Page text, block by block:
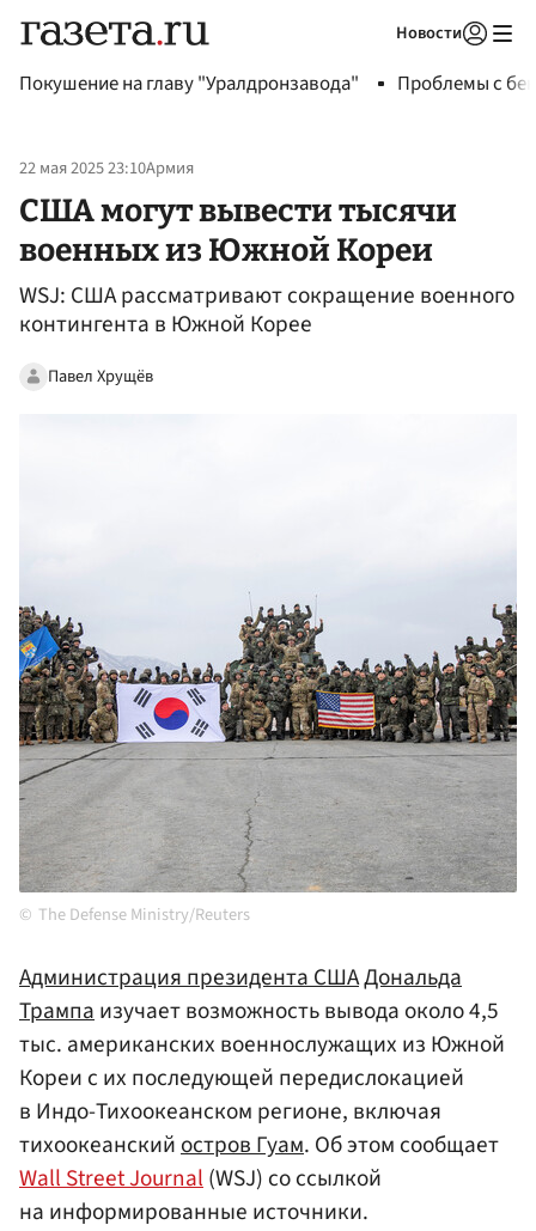
Новости
Покушение на главу "Уралдронзавода" Проблемы с
22 мая 2025 23:10Армия
США могут вывести тысячи
военных из Южной Кореи
WSJ: США рассматривают сокращение военного
контингента в Южной Корее
Павел Хрущёв
The Defense Ministry/Reuters
Администрация президентаСШАДональда
Трампаизучает возможность вывода около 4,5
тыс. американских военнослужащих из Южной
Кореи с их последующей передислокацией
в Индо-Тихоокеанском регионе, включая
тихоокеанскийостров Гуам. Об этом сообщает
Wall Street Journal(WSJ) со ссылкой
на информированные источники.